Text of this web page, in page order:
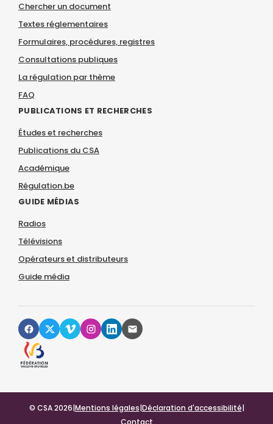
Chercher un document
Textes réglementaires
Formulaires, procédures, registres
Consultations publiques
La régulation par thème
FAQ
PUBLICATIONS ET RECHERCHES
Études et recherches
Publications du CSA
Académique
Régulation.be
GUIDE MÉDIAS
Radios
Télévisions
Opérateurs et distributeurs
Guide média
© CSA 2026|Mentions légales|Déclaration d'accessibilité|
Contact